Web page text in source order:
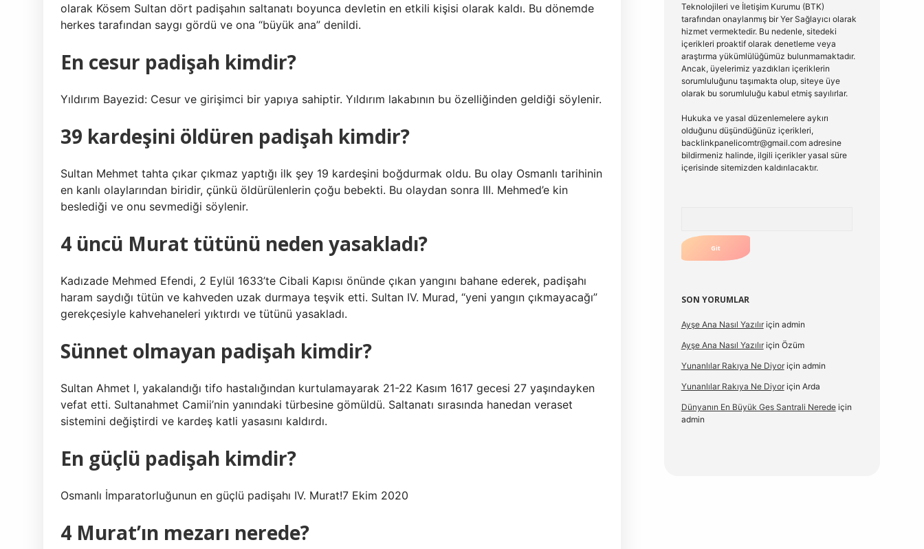
olarak Kösem Sultan dört padişahın saltanatı boyunca devletin en etkili kişisi olarak kaldı. Bu dönemde
herkes tarafından saygı gördü ve ona “büyük ana” denildi.
En cesur padişah kimdir?
Yıldırım Bayezid: Cesur ve girişimci bir yapıya sahiptir. Yıldırım lakabının bu özelliğinden geldiği söylenir.
39 kardeşini öldüren padişah kimdir?
Sultan Mehmet tahta çıkar çıkmaz yaptığı ilk şey 19 kardeşini boğdurmak oldu. Bu olay Osmanlı tarihinin
en kanlı olaylarından biridir, çünkü öldürülenlerin çoğu bebekti. Bu olaydan sonra III. Mehmed’e kin
beslediği ve onu sevmediği söylenir.
4 üncü Murat tütünü neden yasakladı?
Kadızade Mehmed Efendi, 2 Eylül 1633’te Cibali Kapısı önünde çıkan yangını bahane ederek, padişahı
haram saydığı tütün ve kahveden uzak durmaya teşvik etti. Sultan IV. Murad, “yeni yangın çıkmayacağı”
gerekçesiyle kahvehaneleri yıktırdı ve tütünü yasakladı.
Sünnet olmayan padişah kimdir?
Sultan Ahmet I, yakalandığı tifo hastalığından kurtulamayarak 21-22 Kasım 1617 gecesi 27 yaşındayken
vefat etti. Sultanahmet Camii’nin yanındaki türbesine gömüldü. Saltanatı sırasında hanedan veraset
sistemini değiştirdi ve kardeş katli yasasını kaldırdı.
En güçlü padişah kimdir?
Osmanlı İmparatorluğunun en güçlü padişahı IV. Murat!7 Ekim 2020
4 Murat’ın mezarı nerede?
Teknolojileri ve İletişim Kurumu (BTK)
tarafından onaylanmış bir Yer Sağlayıcı olarak
hizmet vermektedir. Bu nedenle, sitedeki
içerikleri proaktif olarak denetleme veya
araştırma yükümlülüğümüz bulunmamaktadır.
Ancak, üyelerimiz yazdıkları içeriklerin
sorumluluğunu taşımakta olup, siteye üye
olarak bu sorumluluğu kabul etmiş sayılırlar.
Hukuka ve yasal düzenlemelere aykırı
olduğunu düşündüğünüz içerikleri,
backlinkpanelicomtr@gmail.comadresine
bildirmeniz halinde, ilgili içerikler yasal süre
içerisinde sitemizden kaldırılacaktır.
SON YORUMLAR
Ayşe Ana Nasıl Yazılıriçin admin
Ayşe Ana Nasıl Yazılıriçin Özüm
Yunanlılar Rakıya Ne Diyoriçin admin
Yunanlılar Rakıya Ne Diyoriçin Arda
Dünyanın En Büyük Ges Santrali Neredeiçin
admin